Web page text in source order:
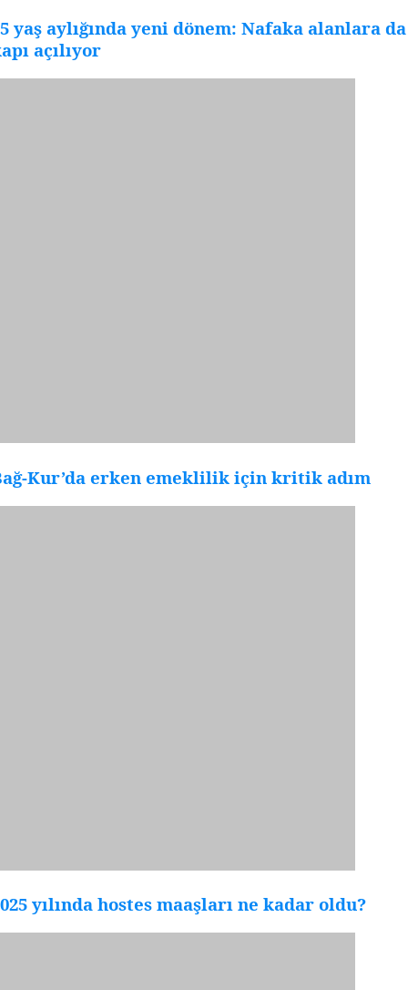
yaş aylığında yeni dönem: Nafaka alanlara da
açılıyor
Kur’da erken emeklilik için kritik adım
yılında hostes maaşları ne kadar oldu?